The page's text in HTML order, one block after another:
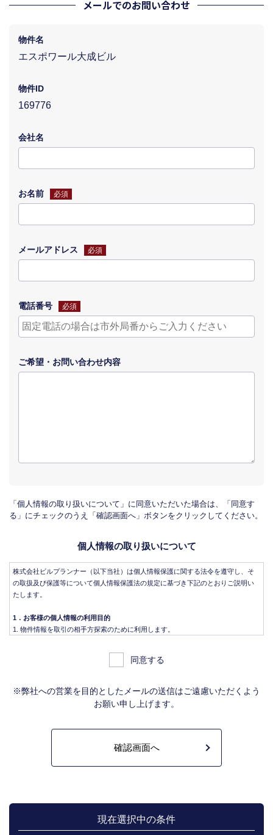
メールでのお問い合わせ
物件名
エスポワール大成ビル
物件ID
169776
会社名
お名前 必須
メールアドレス 必須
電話番号 必須
ご希望・ お問い合わせ内容
「個人情報の取り扱いについて」に同意いただいた場合は、「同意す
る」にチェックのうえ「確認画面へ」ボタンをクリックしてください。
個人情報の取り扱いについて
株式会社ビルプランナー（以下当社）は個人情報保護に関する法令を遵守し、そ
の取扱及び保護等について個人情報保護法の規定に基づき下記のとおりご説明い
たします。
1．お客様の個人情報の利用目的
物件情報を取引の相手方探索のために利用します。
物件情報を、取引の相手方探索のため指定流通機構の物件検索システム（レイ
ンズ）に登録する場合があります。なお契約後、指定流通機構（宅地建物取引
報は、成約した物件の、物件概要、契約年月日、成約価格などの情報で、氏名
は含みません。）を提供します。指定流通機構は、物件情報及び成約情報を指
定流通機構の会員たる宅地建物取引業者や公的な団体に電子データや紙媒体で
不動産の売買契約又は賃貸契約の相手方を探索すること、及び売買、賃貸借、
上記、1.から 5.の業務に付随する、お客様にとって有用と思われる当社及び提
携先のご案内や商品の発送、関連するアフターサービス、また、管理において
のメンテナンス等の業務に関するお知らせ等に利用します。
同意する
※弊社への営業を目的としたメールの送信はご遠慮いただくよう
お願い申し上げます。
現在選択中の条件